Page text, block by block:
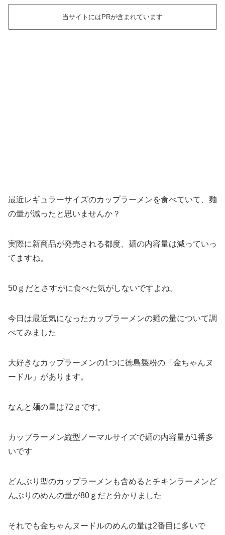
当サイトにはPRが含まれています
最近レギュラーサイズのカップラーメンを食べていて、麺
の量が減ったと思いませんか？
実際に新商品が発売される都度、麺の内容量は減っていっ
てますね。
50ｇだとさすがに食べた気がしないですよね。
今日は最近気になったカップラーメンの麺の量について調
べてみました
大好きなカップラーメンの1つに徳島製粉の「金ちゃんヌ
ードル」があります。
なんと麺の量は72ｇです。
カップラーメン縦型ノーマルサイズで麺の内容量が1番多
いです
どんぶり型のカップラーメンも含めるとチキンラーメンど
んぶりのめんの量が80ｇだと分かりました
それでも金ちゃんヌードルのめんの量は2番目に多いで